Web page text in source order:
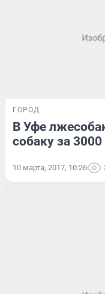
ГОРОД
В Уфе
собаку за
10 марта, 2017, 10:26